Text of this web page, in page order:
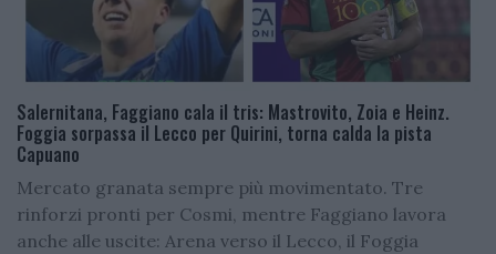
Salernitana, Faggiano cala il tris: Mastrovito, Zoia e Heinz.
Foggia sorpassa il Lecco per Quirini, torna calda la pista
Capuano
Mercato granata sempre più movimentato. Tre
rinforzi pronti per Cosmi, mentre Faggiano lavora
anche alle uscite: Arena verso il Lecco, il Foggia